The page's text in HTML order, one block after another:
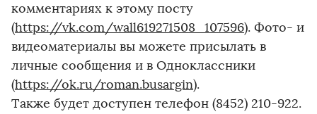
комментариях к этому посту
(https://vk.com/wall619271508_107596). Фото- и
видеоматериалы вы можете присылать в
личные сообщения и в Одноклассники
(https://ok.ru/roman.busargin).
Также будет доступен телефон (8452) 210-922.